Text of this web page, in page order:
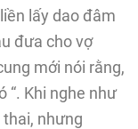
lấy dao đâm
đưa cho vợ
mới nói rằng,
“. Khi nghe như
nhưng